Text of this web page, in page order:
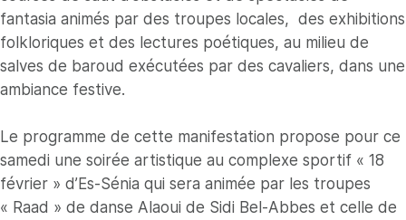
fantasia animés par des troupes locales, des exhibitions
folkloriques et des lectures poétiques, au milieu de
salves de baroud exécutées par des cavaliers, dans une
ambiance festive.
Le programme de cette manifestation propose pour ce
samedi une soirée artistique au complexe sportif « 18
février » d’Es-Sénia qui sera animée par les troupes
« Raad » de danse Alaoui de Sidi Bel-Abbes et celle de